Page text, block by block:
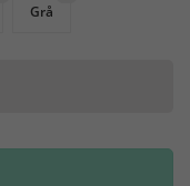
Grå